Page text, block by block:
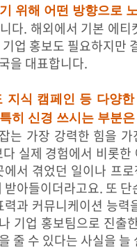
위해 어떤 방향으로
다. 해외에서 기본 에
업 홍보도 필요하지만
을 대표합니다.
지식 캠페인 등 다양
히 신경 쓰시는 부분
는 가장 강력한 힘을
실제 경험에서 비롯
서 겪었던 일이나 프
아들이더라고요. 또
과 커뮤니케이션 능력
기업 홍보팀으로 진출
줄 수 있다는 사실을 늘